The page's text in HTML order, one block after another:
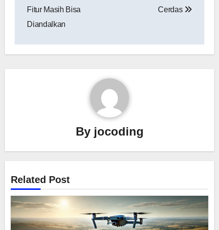
Fitur Masih Bisa
Diandalkan
Cerdas
By jocoding
Related Post